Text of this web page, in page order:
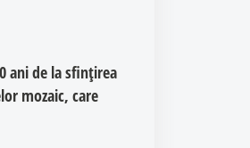
ani de la sfințirea
mozaic, care